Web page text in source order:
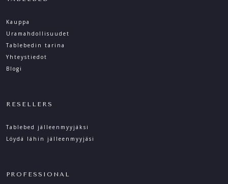
Kauppa
Uramahdollisuudet
Tablebedin tarina
Yhteystiedot
Blogi
RESELLERS
Tablebed jälleenmyyjäksi
Löydä lähin jälleenmyyjäsi
PROFESSIONAL